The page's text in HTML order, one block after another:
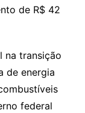
de R$ 42
na transição
de energia
federal